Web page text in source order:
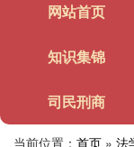
网站首页
知识集锦
司民刑商
当前位置： 首页 » 法